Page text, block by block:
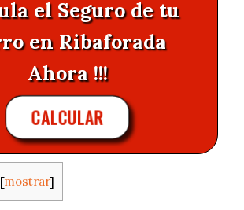
el Seguro de tu
en Ribaforada
Ahora !!!
CALCULAR
[mostrar]